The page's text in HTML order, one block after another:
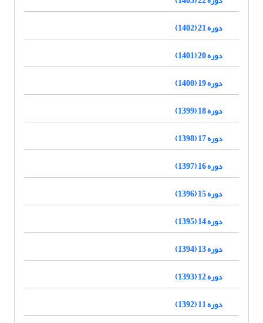
دوره 21 (1402)
دوره 20 (1401)
دوره 19 (1400)
دوره 18 (1399)
دوره 17 (1398)
دوره 16 (1397)
دوره 15 (1396)
دوره 14 (1395)
دوره 13 (1394)
دوره 12 (1393)
دوره 11 (1392)